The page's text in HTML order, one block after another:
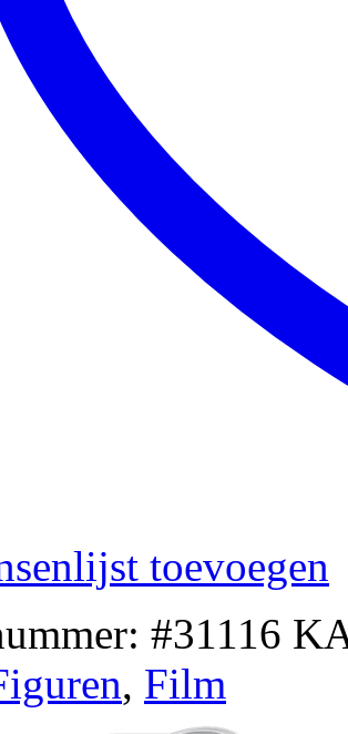
toevoegen
#31116
, Film